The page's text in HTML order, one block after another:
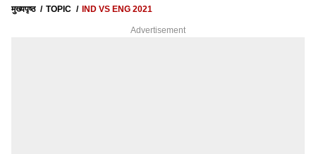
मुख्यपृष्ठ TOPIC IND VS ENG 2021
Advertisement